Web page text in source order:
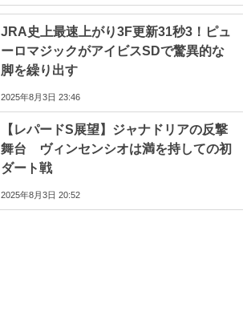
JRA史上最速上がり3F更新31秒3！ピュ
ーロマジックがアイビスSDで驚異的な
脚を繰り出す
2025年8月3日 23:46
【レパードS展望】ジャナドリアの反撃
舞台 ヴィンセンシオは満を持しての初
ダート戦
2025年8月3日 20:52